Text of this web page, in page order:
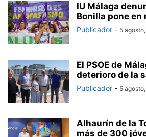
IU Málaga
Bonilla pone en
Publicador - 5
El PSOE de
deterioro de la
Publicador - 5
Alhaurín de la
más de 300